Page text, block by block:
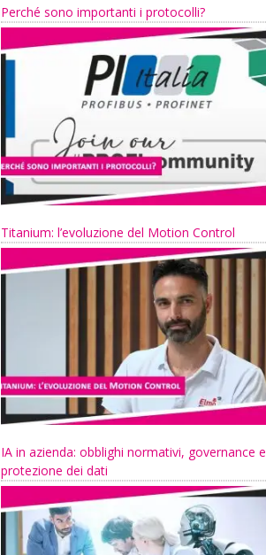
Perché sono importanti i protocolli?
Titanium: l’evoluzione del Motion Control
IA in azienda: obblighi normativi, governance e
protezione dei dati